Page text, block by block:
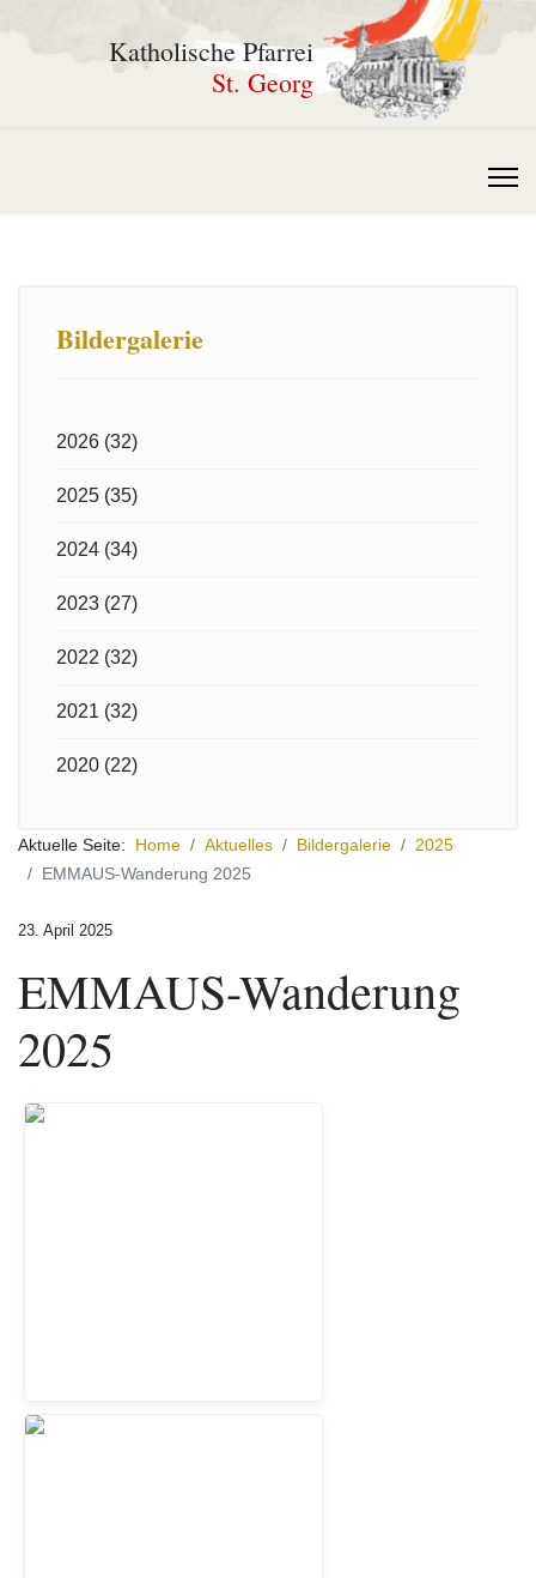
Katholische Pfarrei
St. Georg
Bildergalerie
2026 (32)
2025 (35)
2024 (34)
2023 (27)
2022 (32)
2021 (32)
2020 (22)
Aktuelle Seite: Home Aktuelles Bildergalerie
2025
EMMAUS-Wanderung 2025
23. April 2025
EMMAUS-Wanderung
2025